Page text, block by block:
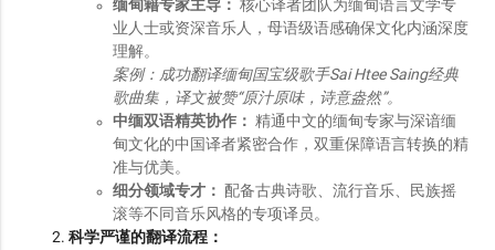
缅甸籍专家主导： 核心译者团队为缅甸语言文学专
业人士或资深音乐人，母语级语感确保文化内涵深度
理解。
案例：成功翻译缅甸国宝级歌手Sai Htee Saing经典
歌曲集，译文被赞“原汁原味，诗意盎然”。
中缅双语精英协作： 精通中文的缅甸专家与深谙缅
甸文化的中国译者紧密合作，双重保障语言转换的精
准与优美。
细分领域专才： 配备古典诗歌、流行音乐、民族摇
滚等不同音乐风格的专项译员。
科学严谨的翻译流程：